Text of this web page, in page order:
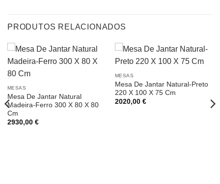
PRODUTOS RELACIONADOS
MESAS
Mesa De Jantar Natural
Madeira-Ferro 300 X 80 X 80
Cm
2930,00 €
MESAS
Mesa De Jantar Natural-Preto
220 X 100 X 75 Cm
2020,00 €